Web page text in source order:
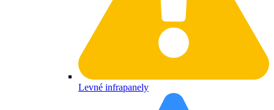
Levné infrapanely